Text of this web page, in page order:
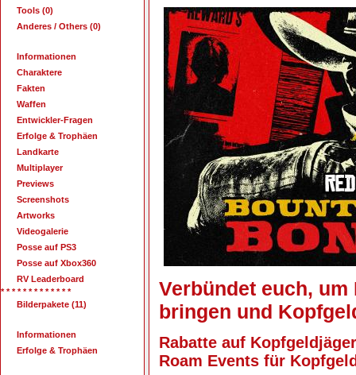
Tools (0)
Anderes / Others (0)
Informationen
Charaktere
Fakten
Waffen
Entwickler-Fragen
Erfolge & Trophäen
Landkarte
Multiplayer
Previews
Screenshots
Artworks
Videogalerie
Posse auf PS3
Posse auf Xbox360
RV Leaderboard
* * * * * * * * * * * * *
Bilderpakete (11)
Informationen
Erfolge & Trophäen
Verbündet euch,
bringen und
Rabatte auf
Roam Events für